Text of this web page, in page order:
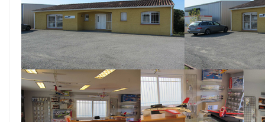
CHARGEURS
RADIOS
GEAR
TRAINS
ACCESSOIRES